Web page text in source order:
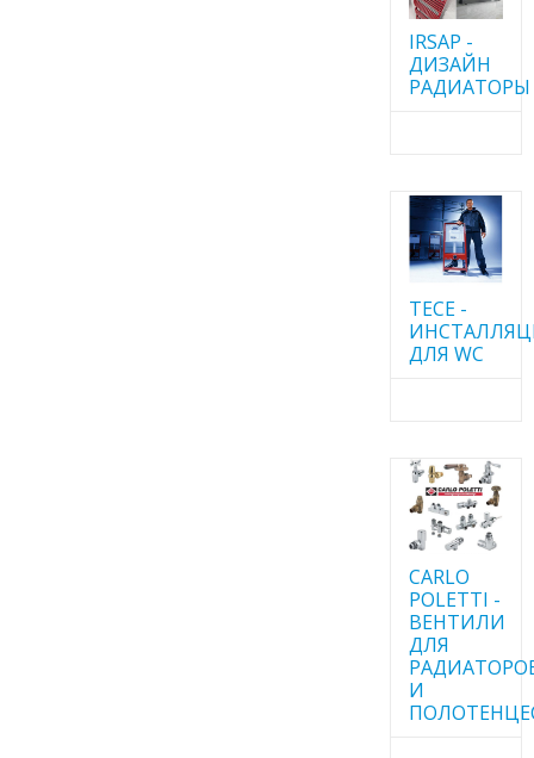
IRSAP -
ДИЗАЙН
РАДИАТОРЫ
TECE -
ДЛЯ WC
CARLO
POLETTI -
ВЕНТИЛИ
ДЛЯ
И